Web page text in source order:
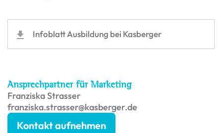
Infoblatt Ausbildung bei Kasberger
Ansprechpartner für Marketing
Franziska Strasser
franziska.strasser@kasberger.de
Kontakt aufnehmen